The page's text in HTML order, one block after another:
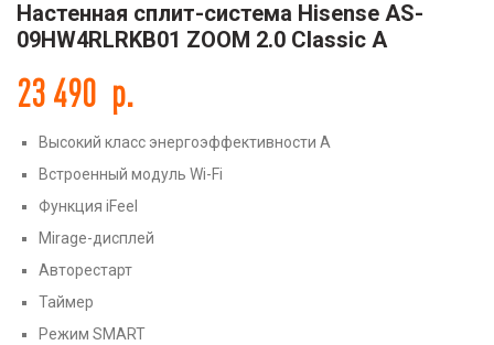
Настенная сплит-система Hisense AS-
09HW4RLRKB01 ZOOM 2.0 Classic A
23 490 р.
Высокий класс энергоэффективности А
Встроенный модуль Wi-Fi
Функция iFeel
Mirage-дисплей
Авторестарт
Таймер
Режим SMART